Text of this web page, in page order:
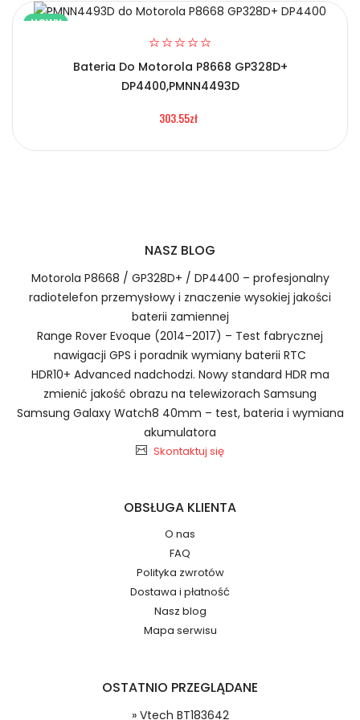
Szybka dostawa
Baterie do Radiotelefonów
Kenwood EB-BF907ABA EB-BF901ABU
Dzięki ochronie kupujących w
2.Numer produktu baterii
1.Model urządzenia
2.Numer produktu baterii
Numer produktu ładowarki
Jak naładować Baterie do Radiotelefonów
Kenwood EB-BF907ABA EB-BF901ABU?
Jak przedłużyć żywotność Baterie do
Radiotelefonów Kenwood TK2207 TK3207
NOWY
Bateria Do Motorola P8668 GP328D+
DP4400,PMNN4493D
303.55zł
NASZ BLOG
Motorola P8668 / GP328D+ / DP4400 – profesjonalny
radiotelefon przemysłowy i znaczenie wysokiej jakości
baterii zamiennej
Range Rover Evoque (2014–2017) – Test fabrycznej
nawigacji GPS i poradnik wymiany baterii RTC
HDR10+ Advanced nadchodzi. Nowy standard HDR ma
zmienić jakość obrazu na telewizorach Samsung
Samsung Galaxy Watch8 40mm – test, bateria i wymiana
akumulatora
Skontaktuj się
OBSŁUGA KLIENTA
O nas
FAQ
Polityka zwrotów
Dostawa i płatność
Nasz blog
Mapa serwisu
OSTATNIO PRZEGLĄDANE
» Vtech BT183642